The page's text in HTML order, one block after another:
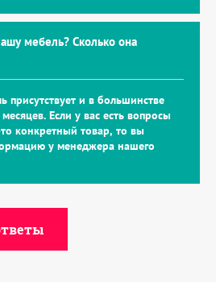
мебель? Сколько она
присутствует и в большинстве
Если у вас есть вопросы
конкретный товар, то вы
у менеджера нашего